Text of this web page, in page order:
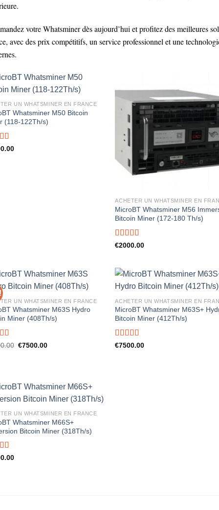
votre Whatsminer dès aujourd’hui et profitez des meilleures
avec des prix compétitifs, un service professionnel et une
UN WHATSMINER EN FRANCE
Whatsminer M50 Bitcoin
(118-122Th/s)
5.00
ACHETER UN WHATSMINER EN
MicroBT Whatsminer M56
Bitcoin Miner (172-180 Th/s)
Rated 5.00
€2000.00
UN WHATSMINER EN FRANCE
Whatsminer M63S Hydro
Miner (408Th/s)
5.00Original
€7500.00Current
ACHETER UN WHATSMINER EN
MicroBT Whatsminer M63S+
Bitcoin Miner (412Th/s)
Rated 5.00
€7500.00
UN WHATSMINER EN FRANCE
Whatsminer M66S+
Bitcoin Miner (318Th/s)
5.00